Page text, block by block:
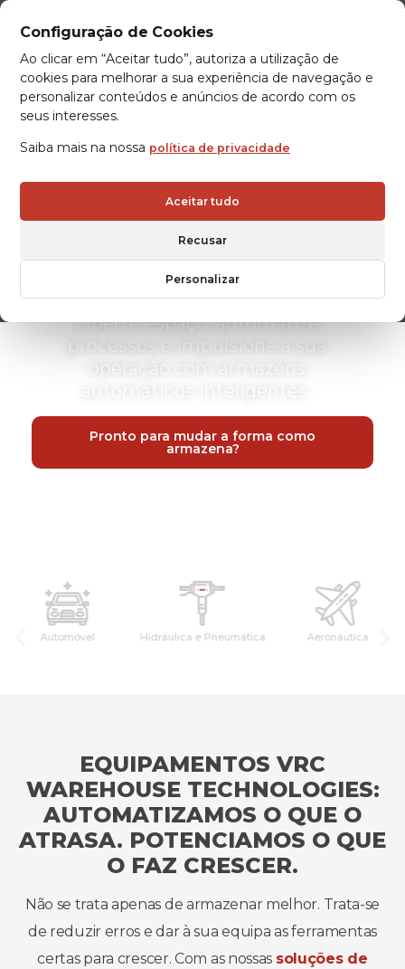
Configuração de Cookies
Ao clicar em “Aceitar tudo”, autoriza a utilização de
cookies para melhorar a sua experiência de navegação e
personalizar conteúdos e anúncios de acordo com os
seus interesses.
Saiba mais na nossa política de privacidade
Aceitar tudo
Recusar
Personalizar
SOLUÇÕES DE
ARMAZENAGEM
AUTOMÁTICA
Liberte espaço, automatize
Pronto para mudar a forma como
armazena?
Automóvel Hidráulica e Pneumática Aeronáutica
EQUIPAMENTOS VRC
WAREHOUSE TECHNOLOGIES:
AUTOMATIZAMOS O QUE O
ATRASA. POTENCIAMOS O QUE
O FAZ CRESCER.
Não se trata apenas de armazenar melhor. Trata-se
de reduzir erros e dar à sua equipa as ferramentas
certas para crescer. Com as nossas soluções de